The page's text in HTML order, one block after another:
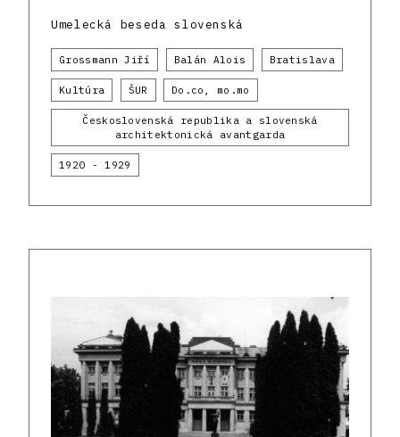
Umelecká beseda slovenská
Grossmann Jiří Balán Alois Bratislava
Kultúra ŠUR Do.co, mo.mo
Československá republika a slovenská
architektonická avantgarda
1920 - 1929